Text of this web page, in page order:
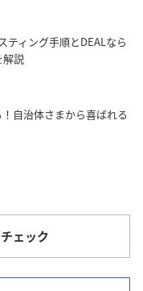
ティング手順とDEALなら
解説
自治体さまから喜ばれる
ェック